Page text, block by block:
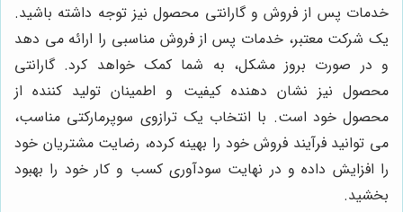
خدمات پس از فروش و گارانتی محصول نیز توجه داشته باشید.
یک شرکت معتبر، خدمات پس از فروش مناسبی را ارائه می دهد
و در صورت بروز مشکل، به شما کمک خواهد کرد. گارانتی
محصول نیز نشان دهنده کیفیت و اطمینان تولید کننده از
محصول خود است. با انتخاب یک ترازوی سوپرمارکتی مناسب،
می توانید فرآیند فروش خود را بهینه کرده، رضایت مشتریان خود
را افزایش داده و در نهایت سودآوری کسب و کار خود را بهبود
بخشید.